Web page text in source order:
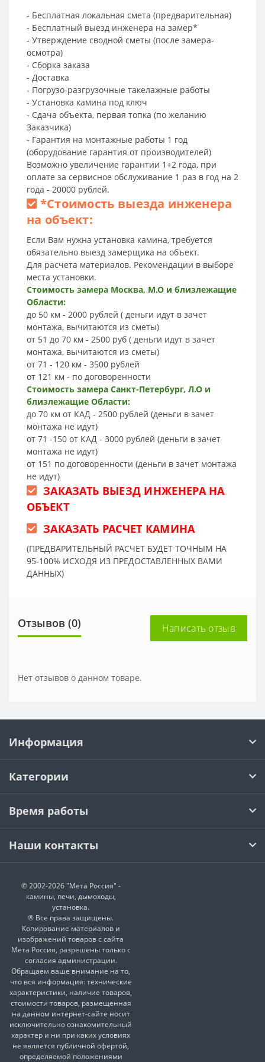
- Бесплатная локальная смета (предварительная)
- Бесплатный выезд инженера на замер*
- Утверждение сводной сметы (после замера-
осмотра)
- Сборка заказа
- Доставка
- Погрузо-разгрузочные такелажные работы
- Установка камина под ключ
- Сдача объекта, первая топка (по желанию
Заказчика)
- Гарантия на монтажные работы 1 год
(оборудование гарантия от производителей)
Возможно увеличение гарантии 1+2 года, при
оплате за сервисное обслуживание 1 раз в год на 2
года - 20000 рублей.
*Стоимость выезда инженера
на объект:
Если Вам нужна установка камина, требуется
обязательно выезд замерщика на объект.
Для расчета материалов. Рекомендации в выборе
места установки.
Стоимость замера Москва, М.О и близлежащие
Области:
до 50 км - 2000 рублей ( деньги идут в зачет
монтажа, вычитаются из сметы)
от 51 до 70 км - 2500 руб ( деньги идут в зачет
монтажа, вычитаются из сметы)
от 71 - 120 км - 3500 рублей
от 121 км - по договоренности
Стоимость замера Санкт-Петербург, Л.О и
близлежащие Области:
до 70 км от КАД - 2500 рублей (деньги в зачет
монтажа не идут)
от 71 -150 от КАД - 3000 рублей (деньги в зачет
монтажа не идут)
от 151 по договоренности (деньги в зачет монтажа
не идут)
ЗАКАЗАТЬ ВЫЕЗД ИНЖЕНЕРА НА
ОБЪЕКТ
ЗАКАЗАТЬ РАСЧЕТ КАМИНА
(ПРЕДВАРИТЕЛЬНЫЙ РАСЧЕТ БУДЕТ ТОЧНЫМ НА
95-100% ИСХОДЯ ИЗ ПРЕДОСТАВЛЕННЫХ ВАМИ
ДАННЫХ)
Отзывов (0) Написать отзыв
Нет отзывов о данном товаре.
Информация
Категории
Время работы
Наши контакты
© 2002-2026 "Мета Россия" -
камины, печи, дымоходы,
установка.
® Все права защищены.
Копирование материалов и
изображений товаров с сайта
Мета Россия, разрешены только с
согласия администрации.
Обращаем ваше внимание на то,
что вся информация: технические
характеристики, наличие товаров,
стоимости товаров, размещенная
на данном интернет-сайте носит
исключительно ознакомительный
характер и ни при каких условиях
не является публичной офертой,
определяемой положениями